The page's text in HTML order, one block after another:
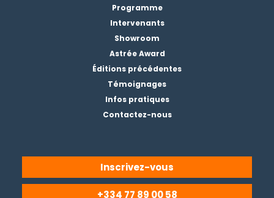
Programme
Intervenants
Showroom
Astrée Award
Éditions précédentes
Témoignages
Infos pratiques
Contactez-nous
Inscrivez-vous
+334 77 89 00 58